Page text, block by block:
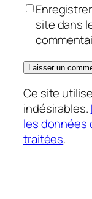
site dans
Ce site
indésirables.
les données
traitées.